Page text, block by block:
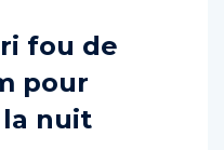
fou de
pour
nuit